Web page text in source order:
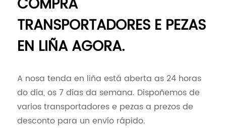
TRANSPORTADORES E PEZAS
EN LIÑA AGORA.
A nosa tenda en liña está aberta as 24 horas
do día, os 7 días da semana. Dispoñemos de
varios transportadores e pezas a prezos de
desconto para un envío rápido.